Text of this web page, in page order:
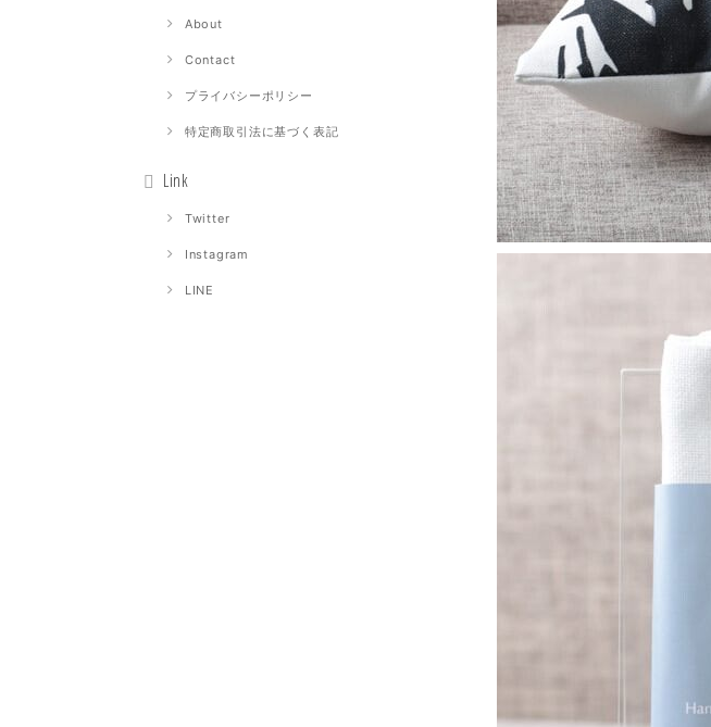
About
Contact
プライバシーポリシー
特定商取引法に基づく表記
Link
Twitter
Instagram
LINE